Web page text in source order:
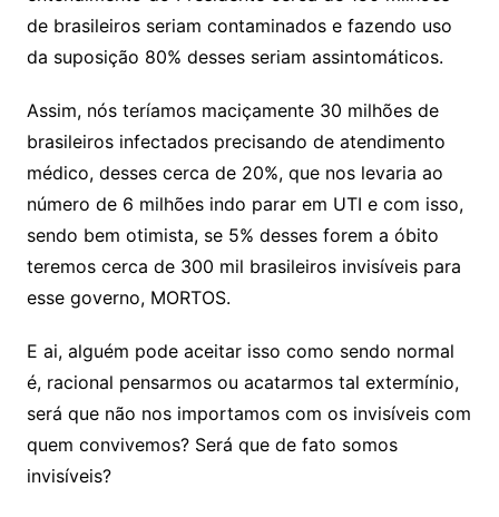
de brasileiros seriam contaminados e fazendo uso
da suposição 80% desses seriam assintomáticos.
Assim, nós teríamos maciçamente 30 milhões de
brasileiros infectados precisando de atendimento
médico, desses cerca de 20%, que nos levaria ao
número de 6 milhões indo parar em UTI e com isso,
sendo bem otimista, se 5% desses forem a óbito
teremos cerca de 300 mil brasileiros invisíveis para
esse governo, MORTOS.
E ai, alguém pode aceitar isso como sendo normal
é, racional pensarmos ou acatarmos tal extermínio,
será que não nos importamos com os invisíveis com
quem convivemos? Será que de fato somos
invisíveis?